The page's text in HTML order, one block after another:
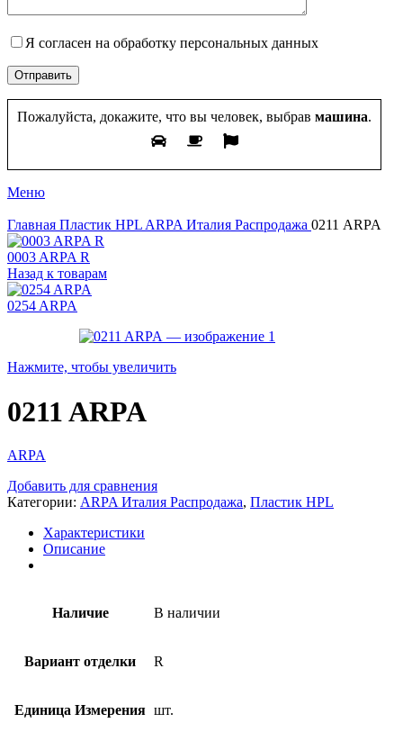
Я согласен на обработку персональных данных
Пожалуйста, докажите, что вы человек, выбрав машина.
Меню
Главная Пластик HPL ARPA Италия Распродажа 0211 ARPA
0003 ARPA R
Назад к товарам
0254 ARPA
Нажмите, чтобы увеличить
0211 ARPA
ARPA
Добавить для сравнения
Категории: ARPA Италия Распродажа, Пластик HPL
Характеристики
Описание
Наличие В наличии
Вариант отделки R
Единица Измерения шт.